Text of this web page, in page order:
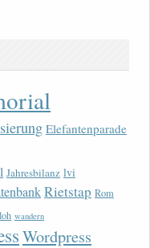
Elefantenparade
Jahresbilanz lvi
Rietstap Rom
wandern
Wordpress